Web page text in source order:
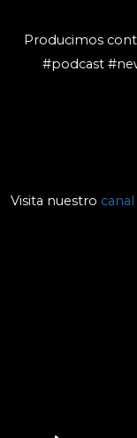
d
u
c
N
D
E
S
T
Producimos
#podcast
Visita nuestro